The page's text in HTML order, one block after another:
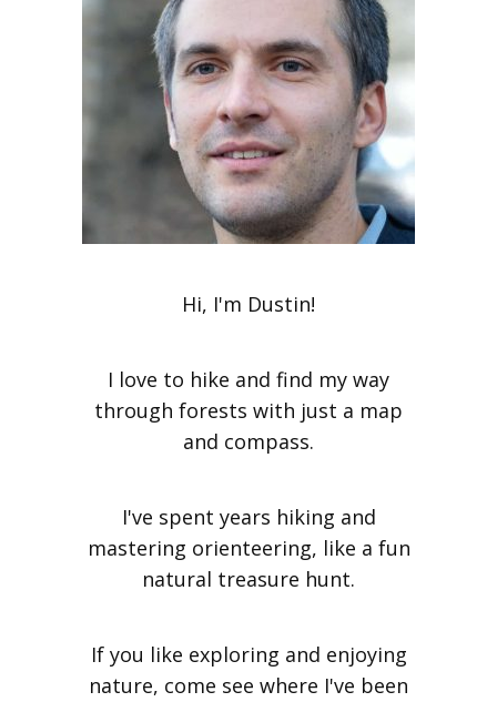
Hi, I'm Dustin!
I love to hike and find my way
through forests with just a map
and compass.
I've spent years hiking and
mastering orienteering, like a fun
natural treasure hunt.
If you like exploring and enjoying
nature, come see where I've been